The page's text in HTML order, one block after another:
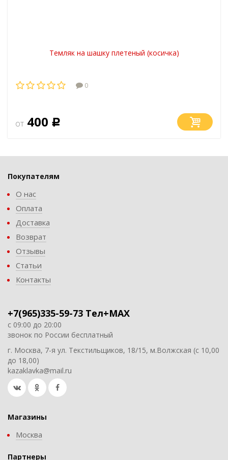
Темляк на шашку плетеный (косичка)
0
от 400 Р
Покупателям
О нас
Оплата
Доставка
Возврат
Отзывы
Статьи
Контакты
+7(965)335-59-73 Тел+MAX
с 09:00 до 20:00
звонок по России бесплатный
г. Москва, 7-я ул. Текстильщиков, 18/15, м.Волжская (с 10,00
до 18,00)
kazaklavka@mail.ru
Магазины
Москва
Партнеры